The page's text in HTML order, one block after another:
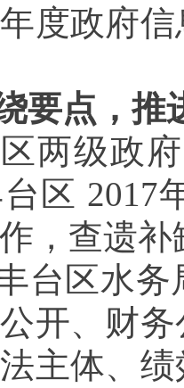
度政府
要点，推
两级政
台区
，查遗
台区水
开、财
主体、